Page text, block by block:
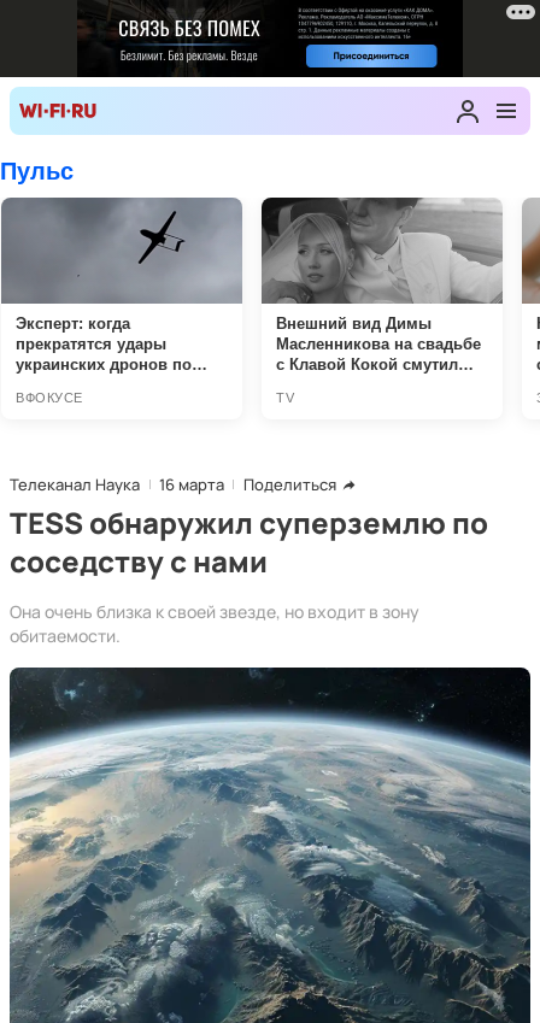
Телеканал Наука 16 марта Поделиться
TESS обнаружил суперземлю по
соседству с нами
Она очень близка к своей звезде, но входит в зону
обитаемости.